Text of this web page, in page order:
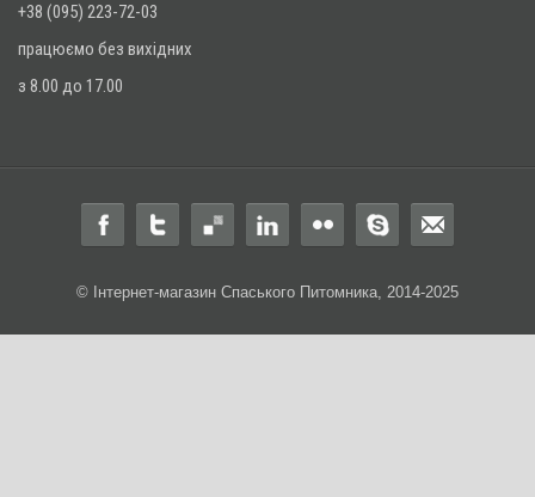
+38 (095) 223-72-03
працюємо без вихідних
з 8.00 до 17.00
© Інтернет-магазин Спаського Питомника, 2014-2025